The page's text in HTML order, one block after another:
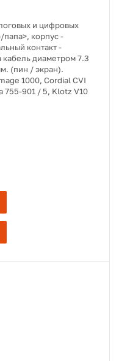
и цифровых
папа>, корпус -
контакт -
диаметром 7.3
(пин / экран).
1000, Cordial CVI
755-901 / 5, Klotz V10